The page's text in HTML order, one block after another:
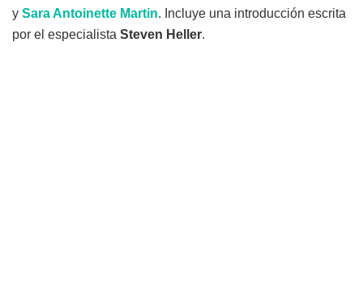
y Sara Antoinette Martin. Incluye una introducción escrita
por el especialista Steven Heller.